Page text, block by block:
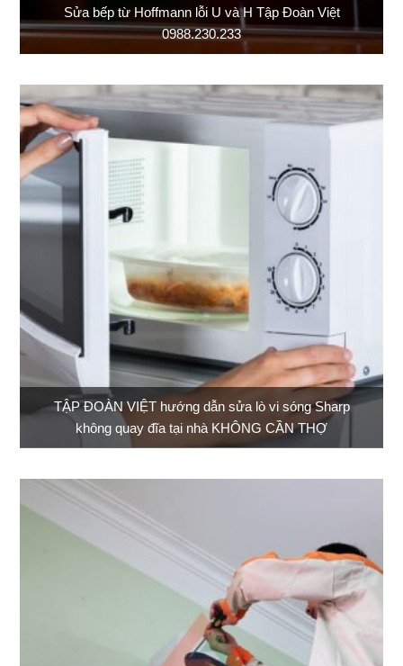
Sửa bếp từ Hoffmann lỗi U và H Tập Đoàn Việt
0988.230.233
TẬP ĐOÀN VIỆT hướng dẫn sửa lò vi sóng Sharp
không quay đĩa tại nhà KHÔNG CẦN THỢ